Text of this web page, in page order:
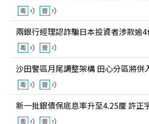
兩銀行經理認詐騙日本投資者涉款逾
沙田警區月尾調整架構 田心分區將併
新一批銀債保底息率升至4.25厘 許正